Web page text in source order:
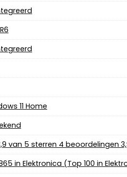
11 Home
van 5 sterren 4 beoordelingen
in Elektronica (Top 100 in